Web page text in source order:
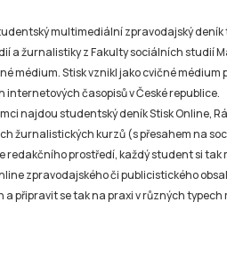
multimediální zpravodajský
a žurnalistiky z Fakulty sociálních studií
médium. Stisk vznikl jako cvičné médium
internetových časopisů v České republice.
najdou studentský deník Stisk Online,
žurnalistických kurzů (s přesahem na
redakčního prostředí, každý student si tak
zpravodajského či publicistického
připravit se tak na praxi v různých typech